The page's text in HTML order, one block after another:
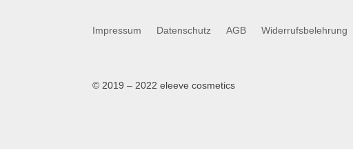
Impressum Datenschutz AGB Widerrufsbelehrung
© 2019 – 2022 eleeve cosmetics